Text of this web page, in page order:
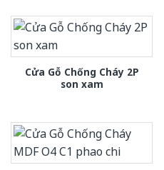
Cửa Gỗ Chống Cháy 2P
son xam